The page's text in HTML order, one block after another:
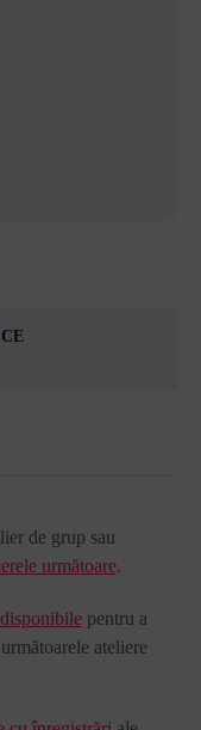
de grup sau
următoare.
pentru a
ateliere